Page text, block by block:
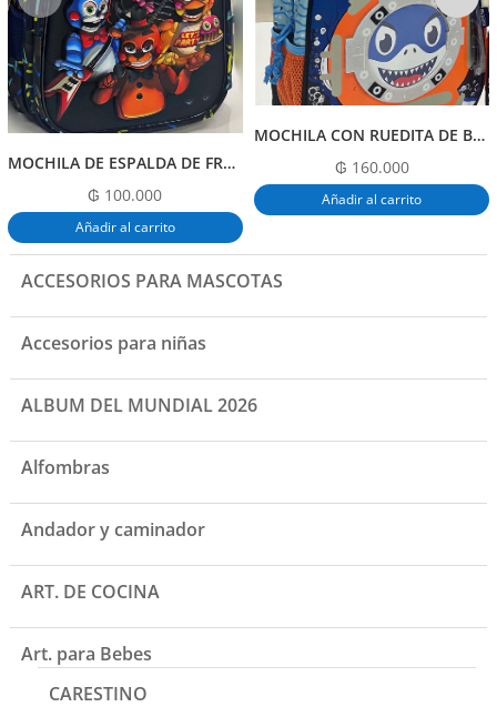
MOCHILA DE ESPALDA DE FREDDY
₲ 100.000
Añadir al carrito
MOCHILA CON RUEDITA DE BABY SHARK
₲ 160.000
Añadir al carrito
ACCESORIOS PARA MASCOTAS
Accesorios para niñas
ALBUM DEL MUNDIAL 2026
Alfombras
Andador y caminador
ART. DE COCINA
Art. para Bebes
CARESTINO